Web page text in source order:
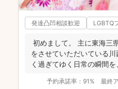
発達凸凹相談歓迎 LGBTQ
初めまして。 主に東海三
をさせていただいている
く過ぎてゆく日常の瞬間
予約承諾率： 91% 最終